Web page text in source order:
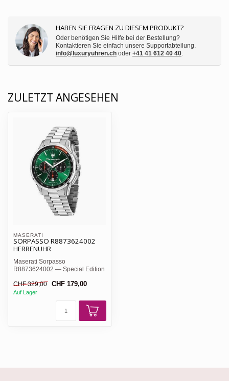
HABEN SIE FRAGEN ZU DIESEM PRODUKT?
Oder benötigen Sie Hilfe bei der Bestellung?
Kontaktieren Sie einfach unsere Supportabteilung.
info@luxuryuhren.ch oder +41 41 612 40 40
ZULETZT ANGESEHEN
MASERATI
SORPASSO R8873624002
HERRENUHR
Maserati Sorpasso
R8873624002 — Special Edition
CHF 329,00
CHF 179,00
Auf Lager